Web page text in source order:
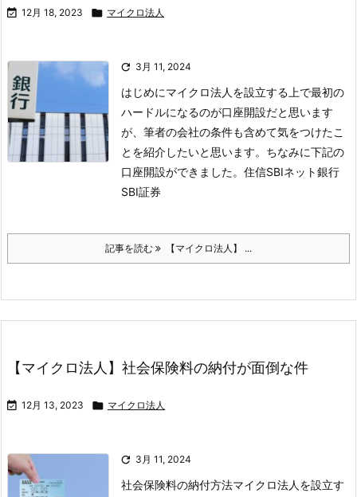
 12月 18, 2023  マイクロ法人
 3月 11, 2024
はじめにマイクロ法人を設立する上で最初の
ハードルになるのが口座開設だと思います
が、筆者の会社の条件も含めて気をつけたこ
とを紹介したいと思います。ちなみに下記の
口座開設ができました。 住信SBIネット銀行
SBI証券
記事を読む 【マイクロ法人】 ...
【マイクロ法人】社会保険料の納付が面倒な件
 12月 13, 2023  マイクロ法人
 3月 11, 2024
社会保険料の納付方法マイクロ法人を設立す